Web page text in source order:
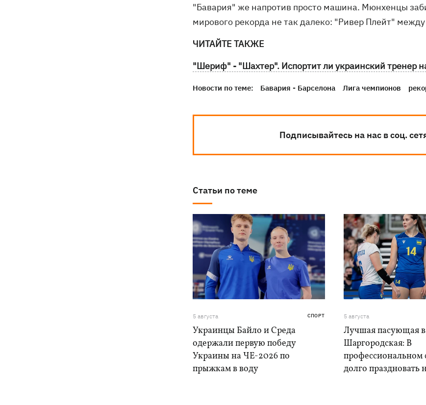
"Бавария" же напротив просто машина. Мюнхенцы
мирового рекорда не так далеко: "Ривер Плейт"
ЧИТАЙТЕ ТАКЖЕ
"Шериф" - "Шахтер". Испортит ли украинский тренер
Новости по теме: Бавария - Барселона Лига чемпионов
Подписывайтесь на нас в соц.
Статьи по теме
5 августа СПОРТ
Украинцы Байло и Среда
одержали первую победу
Украины на ЧЕ-2026 по
прыжкам в воду
5 августа
Лучшая пасующая
Шаргородская: В
профессиональном
долго праздновать